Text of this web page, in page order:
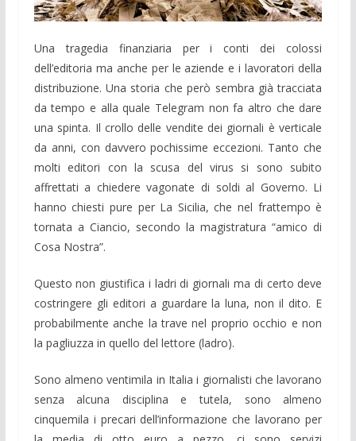
Una tragedia finanziaria per i conti dei colossi
dell’editoria ma anche per le aziende e i lavoratori della
distribuzione. Una storia che però sembra già tracciata
da tempo e alla quale Telegram non fa altro che dare
una spinta. Il crollo delle vendite dei giornali è verticale
da anni, con davvero pochissime eccezioni. Tanto che
molti editori con la scusa del virus si sono subito
affrettati a chiedere vagonate di soldi al Governo. Li
hanno chiesti pure per La Sicilia, che nel frattempo è
tornata a Ciancio, secondo la magistratura “amico di
Cosa Nostra”.
Questo non giustifica i ladri di giornali ma di certo deve
costringere gli editori a guardare la luna, non il dito. E
probabilmente anche la trave nel proprio occhio e non
la pagliuzza in quello del lettore (ladro).
Sono almeno ventimila in Italia i giornalisti che lavorano
senza alcuna disciplina e tutela, sono almeno
cinquemila i precari dell’informazione che lavorano per